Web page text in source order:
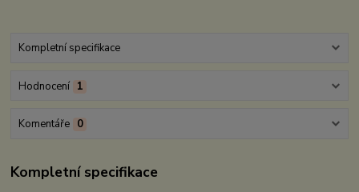
Kompletní specifikace
Hodnocení 1
Komentáře 0
Kompletní specifikace